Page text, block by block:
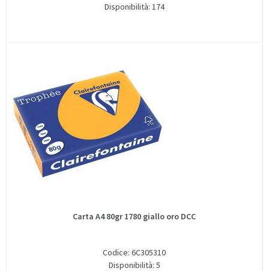
Disponibilità: 174
Carta A4 80gr 1780 giallo oro DCC
Codice: 6C305310
Disponibilità: 5